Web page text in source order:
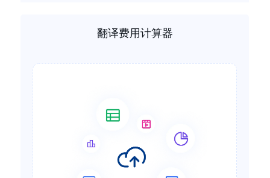
翻译费用计算器